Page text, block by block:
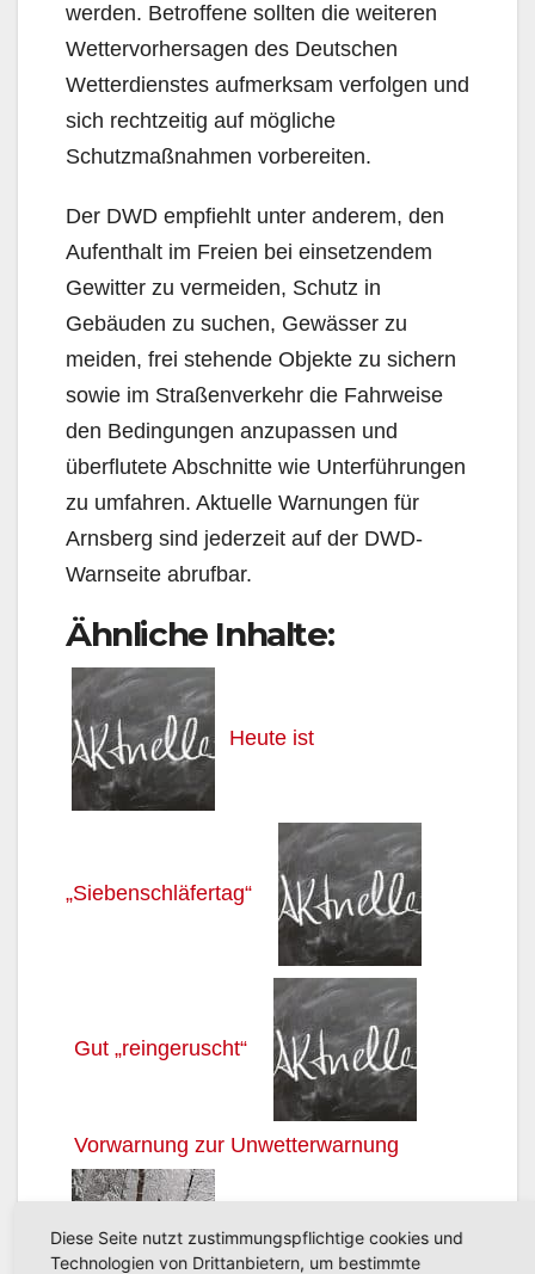
werden. Betroffene sollten die weiteren
Wettervorhersagen des Deutschen
Wetterdienstes aufmerksam verfolgen und
sich rechtzeitig auf mögliche
Schutzmaßnahmen vorbereiten.
Der DWD empfiehlt unter anderem, den
Aufenthalt im Freien bei einsetzendem
Gewitter zu vermeiden, Schutz in
Gebäuden zu suchen, Gewässer zu
meiden, frei stehende Objekte zu sichern
sowie im Straßenverkehr die Fahrweise
den Bedingungen anzupassen und
überflutete Abschnitte wie Unterführungen
zu umfahren. Aktuelle Warnungen für
Arnsberg sind jederzeit auf der DWD-
Warnseite abrufbar.
Ähnliche Inhalte:
Heute ist
„Siebenschläfertag“
Gut „reingeruscht“
Vorwarnung zur Unwetterwarnung
Extremschneefall in
Diese Seite nutzt zustimmungspflichtige cookies und
Technologien von Drittanbietern, um bestimmte